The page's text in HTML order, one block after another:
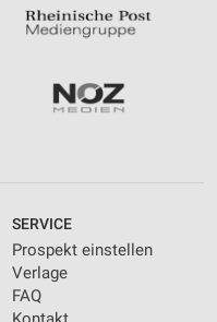
SERVICE
Prospekt einstellen
Verlage
FAQ